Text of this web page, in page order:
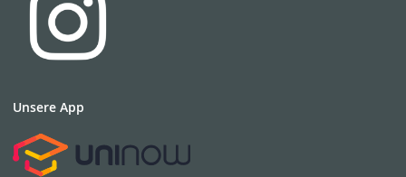
Unsere App